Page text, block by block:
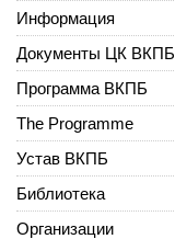
Информация
Документы ЦК ВКПБ
Программа ВКПБ
The Programme
Устав ВКПБ
Библиотека
Организации